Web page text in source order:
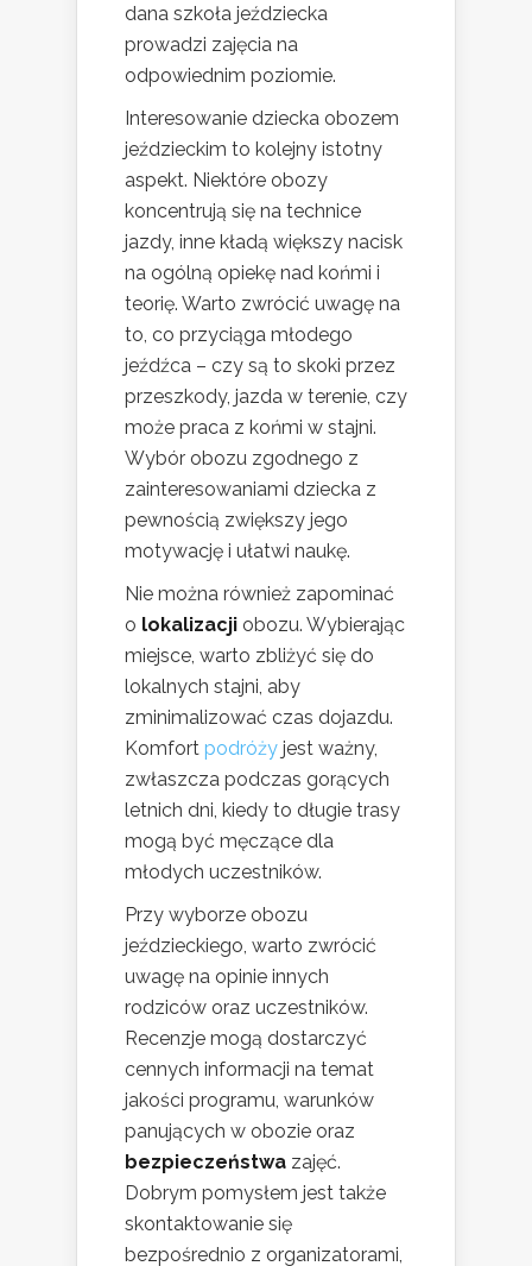
dana szkoła jeździecka
prowadzi zajęcia na
odpowiednim poziomie.
Interesowanie dziecka obozem
jeździeckim to kolejny istotny
aspekt. Niektóre obozy
koncentrują się na technice
jazdy, inne kładą większy nacisk
na ogólną opiekę nad końmi i
teorię. Warto zwrócić uwagę na
to, co przyciąga młodego
jeźdźca – czy są to skoki przez
przeszkody, jazda w terenie, czy
może praca z końmi w stajni.
Wybór obozu zgodnego z
zainteresowaniami dziecka z
pewnością zwiększy jego
motywację i ułatwi naukę.
Nie można również zapominać
o lokalizacji obozu. Wybierając
miejsce, warto zbliżyć się do
lokalnych stajni, aby
zminimalizować czas dojazdu.
Komfort podróży jest ważny,
zwłaszcza podczas gorących
letnich dni, kiedy to długie trasy
mogą być męczące dla
młodych uczestników.
Przy wyborze obozu
jeździeckiego, warto zwrócić
uwagę na opinie innych
rodziców oraz uczestników.
Recenzje mogą dostarczyć
cennych informacji na temat
jakości programu, warunków
panujących w obozie oraz
bezpieczeństwa zajęć.
Dobrym pomysłem jest także
skontaktowanie się
bezpośrednio z organizatorami,